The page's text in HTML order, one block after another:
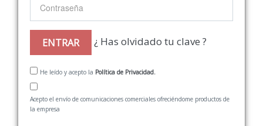
ENTRAR ¿ Has olvidado tu clave ?
He leído y acepto la Política de Privacidad.
Acepto el envío de comunicaciones comerciales ofreciéndome productos de
la empresa